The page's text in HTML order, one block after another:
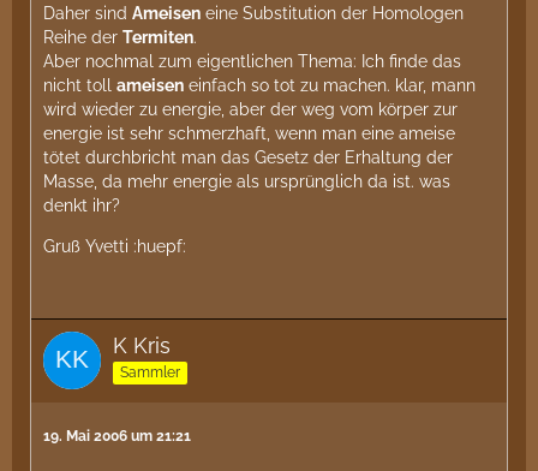
Daher sind Ameisen eine Substitution der Homologen
Reihe der Termiten.
Aber nochmal zum eigentlichen Thema: Ich finde das
nicht toll ameisen einfach so tot zu machen. klar, mann
wird wieder zu energie, aber der weg vom körper zur
energie ist sehr schmerzhaft, wenn man eine ameise
tötet durchbricht man das Gesetz der Erhaltung der
Masse, da mehr energie als ursprünglich da ist. was
denkt ihr?
Gruß Yvetti :huepf:
K Kris
Sammler
19. Mai 2006 um 21:21